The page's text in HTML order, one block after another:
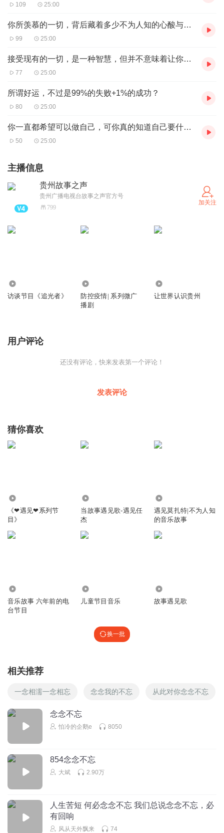
109 25:00
你所羡慕的一切，背后藏着多少不为人知的心酸与努力
99 25:00
接受现有的一切，是一种智慧，但并不意味着让你对一切都忍气吞声
77 25:00
所谓好运，不过是99%的失败+1%的成功？
80 25:00
你一直都希望可以做自己，可你真的知道自己要什么吗？
50 25:00
主播信息
贵州故事之声
贵州广播电视台故事之声官方号
799
加关注
访谈节目《追光者》
防控疫情| 系列微广
播剧
让世界认识贵州
用户评论
还没有评论，快来发表第一个评论！
发表评论
猜你喜欢
《❤遇见❤系列节
目》
当故事遇见歌-遇见任
杰
遇见莫扎特|不为人知
的音乐故事
音乐故事 六年前的电
台节目
儿童节目音乐 故事遇见歌
换一批
相关推荐
一念相濡一念相忘 念念我的不忘 从此对你念念不忘
念念不忘
怕冷的企鹅e 8050
854念念不忘
大斌 2.90万
人生苦短 何必念念不忘 我们总说念念不忘，必
有回响
风从天外飘来 74